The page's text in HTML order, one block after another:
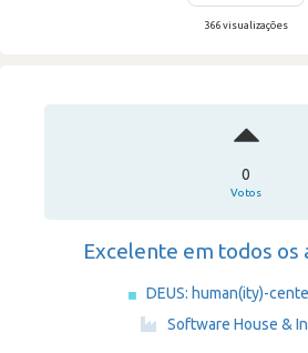
366 visualizações
0
Votos
Excelente em todos os
DEUS: human(ity)-
Software House &